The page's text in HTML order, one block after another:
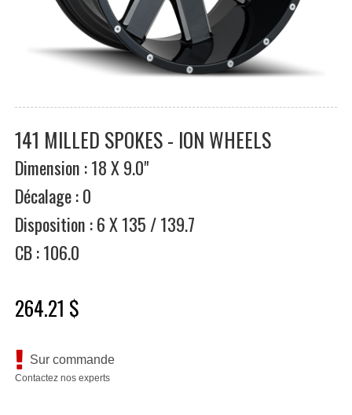
141 MILLED SPOKES - ION WHEELS
Dimension : 18 X 9.0"
Décalage : 0
Disposition : 6 X 135 / 139.7
CB : 106.0
264.21 $
Sur commande
Contactez nos experts